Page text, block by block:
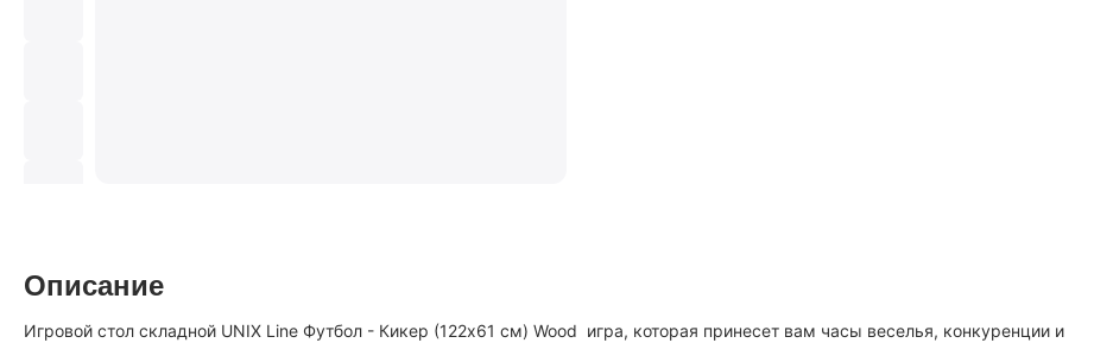
Описание
Игровой стол складной UNIX Line Футбол - Кикер (122х61 cм) Wood игра, которая принесет вам часы веселья, конкуренции и